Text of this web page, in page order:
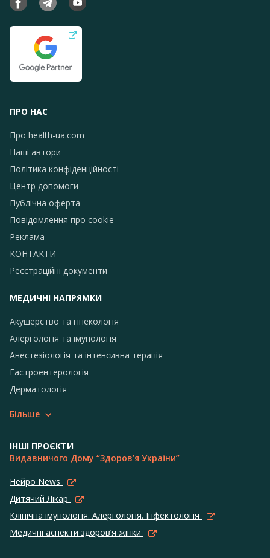
ПРО НАС
Про health-ua.com
Наші автори
Політика конфіденційності
Центр допомоги
Публічна оферта
Повідомлення про сookie
Реклама
КОНТАКТИ
Реєстраційні документи
МЕДИЧНІ НАПРЯМКИ
Акушерство та гінекологія
Алергологія та імунологія
Анестезіологія та інтенсивна терапія
Гастроентерологія
Дерматологія
Більше
ІНШІ ПРОЄКТИ
Видавничого Дому “Здоров’я України”
Нейро News
Дитячий Лікар
Клінічна імунологія. Алергологія. Інфектологія
Медичні аспекти здоров’я жінки